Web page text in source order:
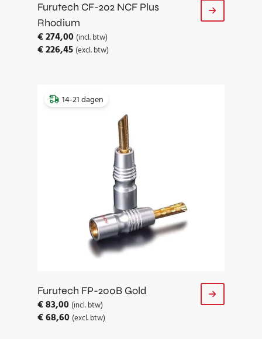
Furutech CF-202 NCF Plus
Rhodium
€274,00 (incl. btw)
€226,45 (excl. btw)
14-21 dagen
Furutech FP-200B Gold
€83,00 (incl. btw)
€68,60 (excl. btw)